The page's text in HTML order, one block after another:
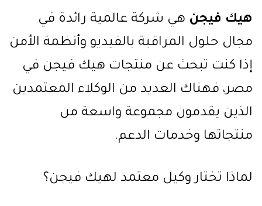
هيك فيجن هي شركة عالمية رائدة في
مجال حلول المراقبة بالفيديو وأنظمة الأمن
إذا كنت تبحث عن منتجات هيك فيجن في
مصر، فهناك العديد من الوكلاء المعتمدين
الذين يقدمون مجموعة واسعة من
منتجاتها وخدمات الدعم.
لماذا تختار وكيل معتمد لهيك فيجن؟